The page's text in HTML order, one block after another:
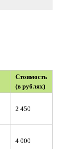
Стоимость
(в рублях)
2 450
4 000